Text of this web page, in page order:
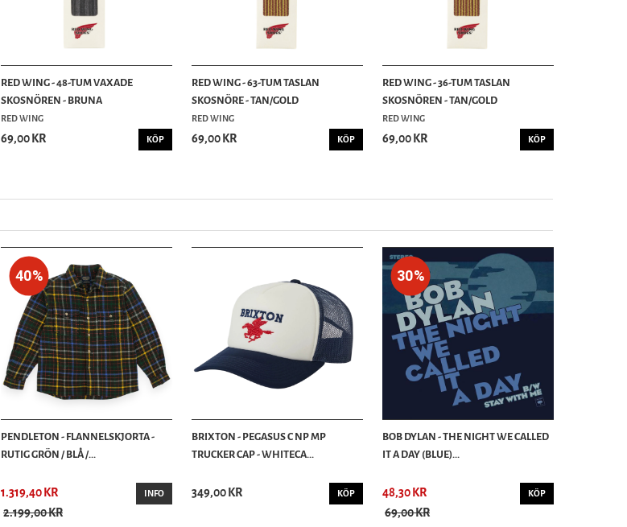
RED WING - 48-TUM VAXADE
SKOSNÖREN - BRUNA
RED WING
69,00 KR KÖP
RED WING - 63-TUM TASLAN
SKOSNÖRE - TAN/GOLD
RED WING
69,00 KR KÖP
RED WING - 36-TUM TASLAN
SKOSNÖREN - TAN/GOLD
RED WING
69,00 KR KÖP
40%
PENDLETON - FLANNELSKJORTA -
RUTIG GRÖN / BLÅ /...
1.319,40 KR
2.199,00 KR
INFO
BRIXTON - PEGASUS C NP MP
TRUCKER CAP - WHITECA...
349,00 KR KÖP
30%
BOB DYLAN - THE NIGHT WE CALLED
IT A DAY (BLUE)...
48,30 KR
69,00 KR
KÖP